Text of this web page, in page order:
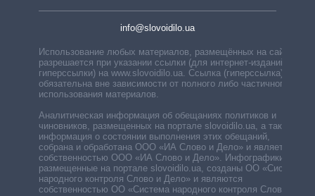
info@slovoidilo.ua
Использование любых материалов, размещённых на сайте,
разрешается при указании ссылки (для интернет-изданий —
гиперссылки) на www.slovoidilo.ua. Ссылка (гиперссылка)
обязательна вне зависимости от полного либо частичного
использования материалов.
Аналитическая информация об обещаниях политиков и
чиновников, размещенных на портале slovoidilo.ua, а также
информация о состоянии выполнения этих обещаний,
собрана и обработана ООО «ИА Слово и Дело» и является
собственностью ООО «ИА Слово и Дело». Инфографики,
размещенные на портале slovoidilo.ua, созданы ОО «Система
народного контроля Слово и Дело» и являются
собственностью ОО «Система народного контроля Слово и